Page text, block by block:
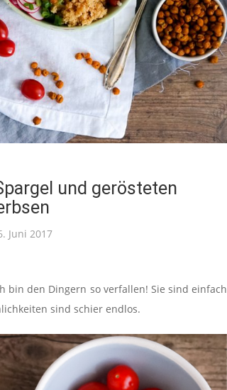
und gerösteten
Juni 2017
bin den Dingern so verfallen! Sie sind einfach
sind schier endlos.